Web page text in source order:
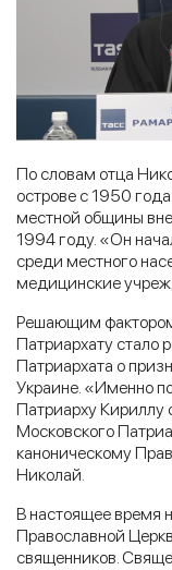
По словам отца
острове с 1950
местной общины
1994 году. «Он
среди местного
медицинские
Решающим
Патриархату стало
Патриархата о
Украине. «Именно
Патриарху Кириллу
Московского
каноническому
Николай.
В настоящее время
Православной
священников.